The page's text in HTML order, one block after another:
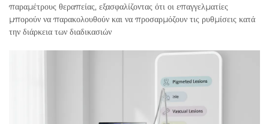
παραμέτρους θεραπείας, εξασφαλίζοντας ότι οι επαγγελματίες
μπορούν να παρακολουθούν και να προσαρμόζουν τις ρυθμίσεις κατά
την διάρκεια των διαδικασιών